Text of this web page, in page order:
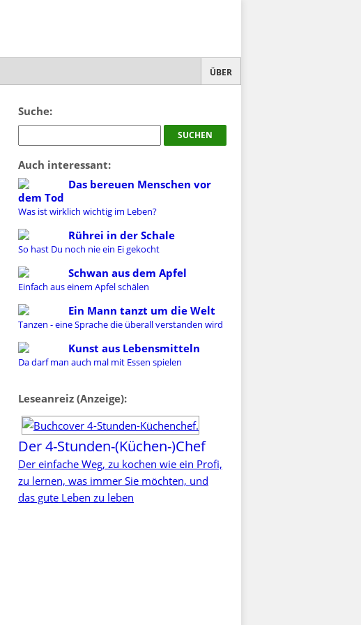
ÜBER
Suche:
Auch interessant:
Das bereuen Menschen vor
dem Tod
Was ist wirklich wichtig im Leben?
Rührei in der Schale
So hast Du noch nie ein Ei gekocht
Schwan aus dem Apfel
Einfach aus einem Apfel schälen
Ein Mann tanzt um die Welt
Tanzen - eine Sprache die überall verstanden wird
Kunst aus Lebensmitteln
Da darf man auch mal mit Essen spielen
Leseanreiz (Anzeige):
Der 4-Stunden-(Küchen-)Chef
Der einfache Weg, zu kochen wie ein Profi,
zu lernen, was immer Sie möchten, und
das gute Leben zu leben